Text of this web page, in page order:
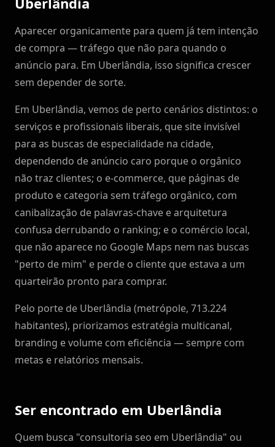
Aparecer organicamente para quem já tem intenção
de compra — tráfego que não para quando o
anúncio para. Em Uberlândia, isso significa crescer
sem depender de sorte.
Em Uberlândia, vemos de perto cenários distintos: o
serviços e profissionais liberais, que site invisível
para as buscas de especialidade na cidade,
dependendo de anúncio caro porque o orgânico
não traz clientes; o e-commerce, que páginas de
produto e categoria sem tráfego orgânico, com
canibalização de palavras-chave e arquitetura
confusa derrubando o ranking; e o comércio local,
que não aparece no Google Maps nem nas buscas
"perto de mim" e perde o cliente que estava a um
quarteirão pronto para comprar.
Pelo porte de Uberlândia (metrópole, 713.224
habitantes), priorizamos estratégia multicanal,
branding e volume com eficiência — sempre com
metas e relatórios mensais.
Ser encontrado em Uberlândia
Quem busca "consultoria seo em Uberlândia" ou